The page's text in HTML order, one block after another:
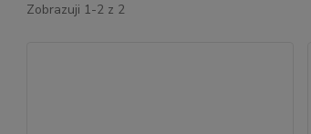
Zobrazuji 1-2 z 2